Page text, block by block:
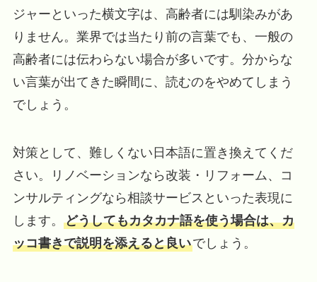
ジャーといった横文字は、高齢者には馴染みがあ
りません。業界では当たり前の言葉でも、一般の
高齢者には伝わらない場合が多いです。分からな
い言葉が出てきた瞬間に、読むのをやめてしまう
でしょう。
対策として、難しくない日本語に置き換えてくだ
さい。リノベーションなら改装・リフォーム、コ
ンサルティングなら相談サービスといった表現に
します。 どうしてもカタカナ語を使う場合は、カ
ッコ書きで説明を添えると良いでしょう。